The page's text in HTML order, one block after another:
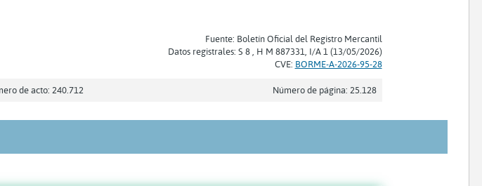
Fuente: Boletín Oficial del Registro Mercantil
Datos registrales: S 8 , H M 887331, I/A 1 (13/05/2026)
CVE: BORME-A-2026-95-28
de acto: 240.712 Número de página: 25.128